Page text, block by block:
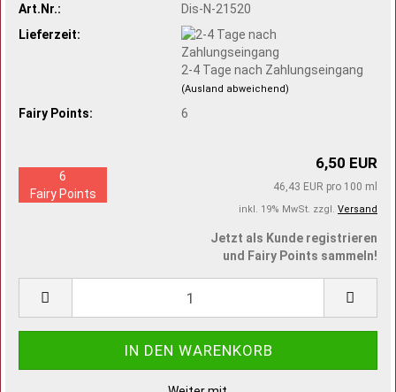
Art.Nr.:
Dis-N-21520
Lieferzeit:
2-4 Tage nach Zahlungseingang
(Ausland abweichend)
Fairy Points: 6
6,50 EUR
46,43 EUR pro 100 ml
inkl. 19% MwSt. zzgl. Versand
6
Fairy Points
Jetzt als Kunde registrieren
und Fairy Points sammeln!